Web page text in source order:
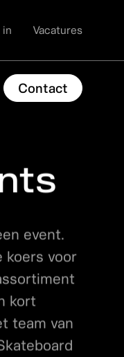
in Vacatures
Contact
event.
voor
kort
team van